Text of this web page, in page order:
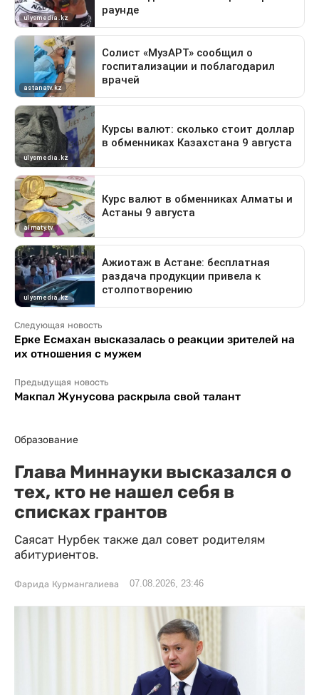
Следующая новость
Ерке Есмахан высказалась о реакции зрителей на
их отношения с мужем
Предыдущая новость
Макпал Жунусова раскрыла свой талант
Образование
Глава Миннауки высказался о
тех, кто не нашел себя в
списках грантов
Саясат Нурбек также дал совет родителям
абитуриентов.
Фарида Курмангалиева 07.08.2026, 23:46